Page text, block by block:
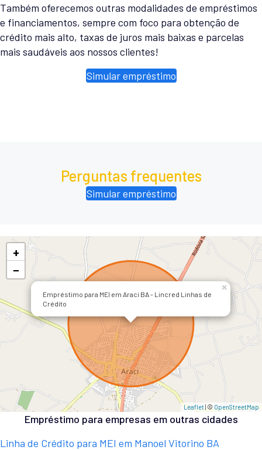
Também oferecemos outras modalidades de empréstimos
e financiamentos, sempre com foco para obtenção de
crédito mais alto, taxas de juros mais baixas e parcelas
mais saudáveis aos nossos clientes!
Simular empréstimo
Perguntas frequentes
Simular empréstimo
Empréstimo para MEI em Araci BA - Lincred Linhas de
Crédito
×
+
−
Leaflet| © OpenStreetMap
Empréstimo para empresas em outras cidades
Linha de Crédito para MEI em Manoel Vitorino BA